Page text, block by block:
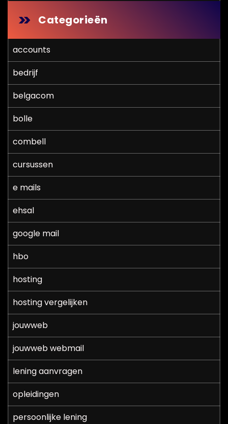
Categorieën
accounts
bedrijf
belgacom
bolle
combell
cursussen
e mails
ehsal
google mail
hbo
hosting
hosting vergelijken
jouwweb
jouwweb webmail
lening aanvragen
opleidingen
persoonlijke lening